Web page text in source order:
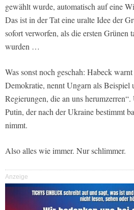
gewählt wurde, automatisch auf eine
Das ist in der Tat eine uralte Idee der
sofort verworfen, als die ersten
wurden …
Was sonst noch geschah: Habeck
Demokratie, nennt Ungarn als Beispiel
Regierungen, die an uns
Putin, der nach der Ukraine bestimmt
nimmt.
Also alles wie immer. Nur schlimmer.
Anzeige